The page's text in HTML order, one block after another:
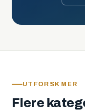
UTFORSK MER
Flere